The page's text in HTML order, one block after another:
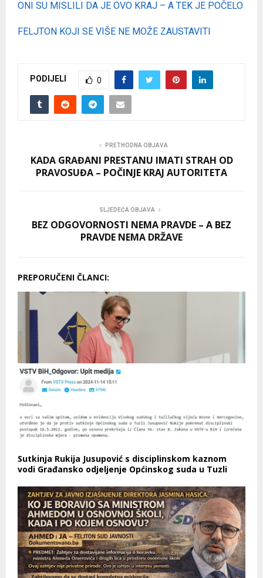
ONI SU MISLILI DA JE OVO KRAJ – A TEK JE POČELO
FELJTON KOJI SE VIŠE NE MOŽE ZAUSTAVITI
PODIJELI 0
PRETHODNA OBJAVA
KADA GRAĐANI PRESTANU IMATI STRAH OD
PRAVOSUĐA – POČINJE KRAJ AUTORITETA
SLJEDEĆA OBJAVA
BEZ ODGOVORNOSTI NEMA PRAVDE – A BEZ
PRAVDE NEMA DRŽAVE
PREPORUČENI ČLANCI:
Sutkinja Rukija Jusupović s disciplinskom kaznom
vodi Građansko odjeljenje Općinskog suda u Tuzli